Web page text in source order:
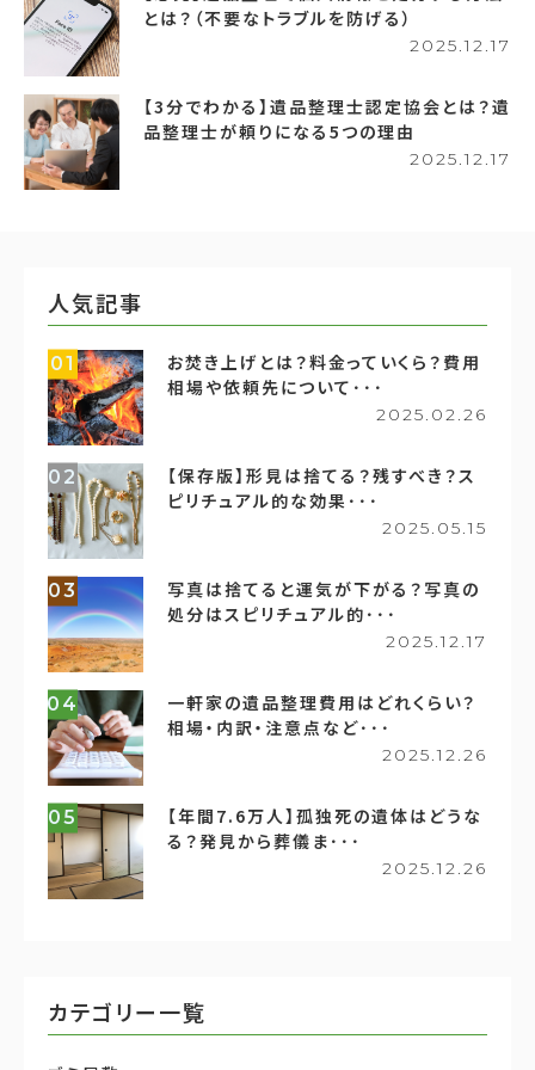
とは？（不要なトラブルを防げる）
2025.12.17
【3分でわかる】遺品整理士認定協会とは？遺
品整理士が頼りになる5つの理由
2025.12.17
人気記事
01
お焚き上げとは？料金っていくら？費用
相場や依頼先について･･･
2025.02.26
02
【保存版】形見は捨てる？残すべき？ス
ピリチュアル的な効果･･･
2025.05.15
03
写真は捨てると運気が下がる？写真の
処分はスピリチュアル的･･･
2025.12.17
04
一軒家の遺品整理費用はどれくらい？
相場・内訳・注意点など･･･
2025.12.26
05
【年間7.6万人】孤独死の遺体はどうな
る？発見から葬儀ま･･･
2025.12.26
カテゴリー一覧